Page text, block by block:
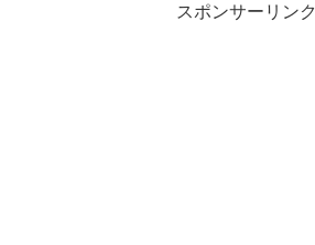
スポンサーリンク